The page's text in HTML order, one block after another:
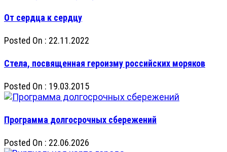
От сердца к сердцу
Posted On : 22.11.2022
Стела, посвященная героизму российских моряков
Posted On : 19.03.2015
Программа долгосрочных сбережений
Posted On : 22.06.2026